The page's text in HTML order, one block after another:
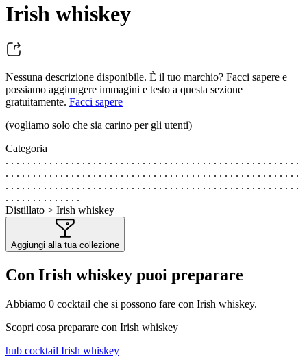
Irish whiskey
Nessuna descrizione disponibile. È il tuo marchio? Facci sapere e
possiamo aggiungere immagini e testo a questa sezione
gratuitamente. Facci sapere
(vogliamo solo che sia carino per gli utenti)
Categoria
. . . . . . . . . . . . . . . . . . . . . . . . . . . . . . . . . . . . . . . . . . . . . . . . . . . . . .
. . . . . . . . . . . . . . . . . . . . . . . . . . . . . . . . . . . . . . . . . . . . . . . . . . . . . .
. . . . . . . . . . . . . . . . . . . . . . . . . . . . . . . . . . . . . . . . . . . . . . . . . . . . . .
. . . . . . . . . . . . . .
Distillato > Irish whiskey
Aggiungi alla tua collezione
Con Irish whiskey puoi preparare
Abbiamo 0 cocktail che si possono fare con Irish whiskey.
Scopri cosa preparare con Irish whiskey
hub cocktail Irish whiskey